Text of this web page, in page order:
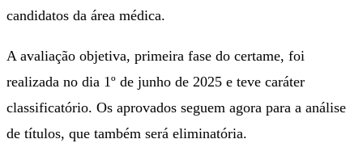
candidatos da área médica.
A avaliação objetiva, primeira fase do certame, foi
realizada no dia 1º de junho de 2025 e teve caráter
classificatório. Os aprovados seguem agora para a análise
de títulos, que também será eliminatória.